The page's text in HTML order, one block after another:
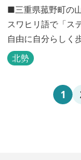
■三重県菰野町の山の中
スワヒリ語で「ス
自由に自分らしく
トしたいという思いから生まれ
アロマの調合、季
北勢
1